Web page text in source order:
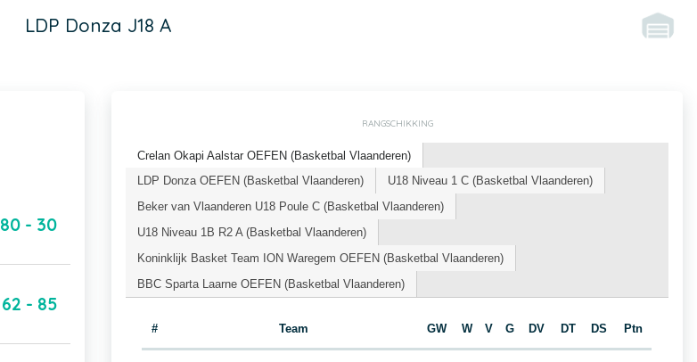
LDP Donza J18 A
80 - 30
62 - 85
RANGSCHIKKING
Crelan Okapi Aalstar OEFEN (Basketbal Vlaanderen)
LDP Donza OEFEN (Basketbal Vlaanderen)
U18 Niveau 1 C (Basketbal Vlaanderen)
Beker van Vlaanderen U18 Poule C (Basketbal Vlaanderen)
U18 Niveau 1B R2 A (Basketbal Vlaanderen)
Koninklijk Basket Team ION Waregem OEFEN (Basketbal Vlaanderen)
BBC Sparta Laarne OEFEN (Basketbal Vlaanderen)
# Team GW W V G DV DT DS Ptn